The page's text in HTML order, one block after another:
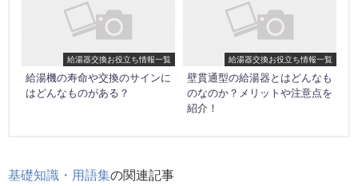
給湯器交換お役立ち情報一覧
給湯機の寿命や交換のサインに
はどんなものがある？
給湯器交換お役立ち情報一覧
壁貫通型の給湯器とはどんなも
のなのか？メリットや注意点を
紹介！
基礎知識・用語集の関連記事